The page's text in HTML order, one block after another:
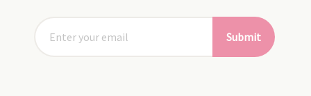
Submit